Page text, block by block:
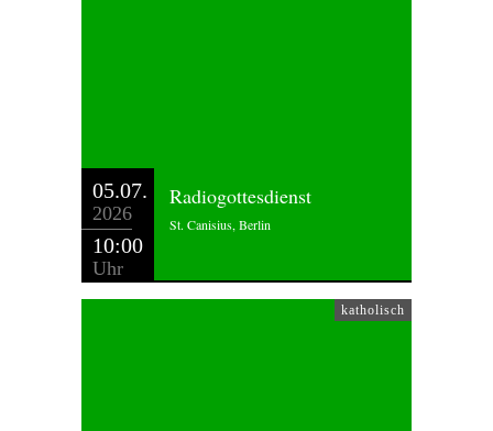
05.07.
2026
10:00
Uhr
Radiogottesdienst
St. Canisius, Berlin
katholisch